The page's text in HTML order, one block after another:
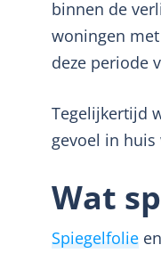
binnen de
woningen
deze periode
Tegelijkertijd
gevoel in
Wat
Spiegelfolie en